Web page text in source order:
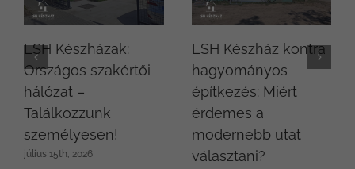
LSH Készházak:
Országos szakértői
hálózat –
Találkozzunk
személyesen!
július 15th, 2026
LSH Készház kontra
hagyományos
építkezés: Miért
érdemes a
modernebb utat
választani?